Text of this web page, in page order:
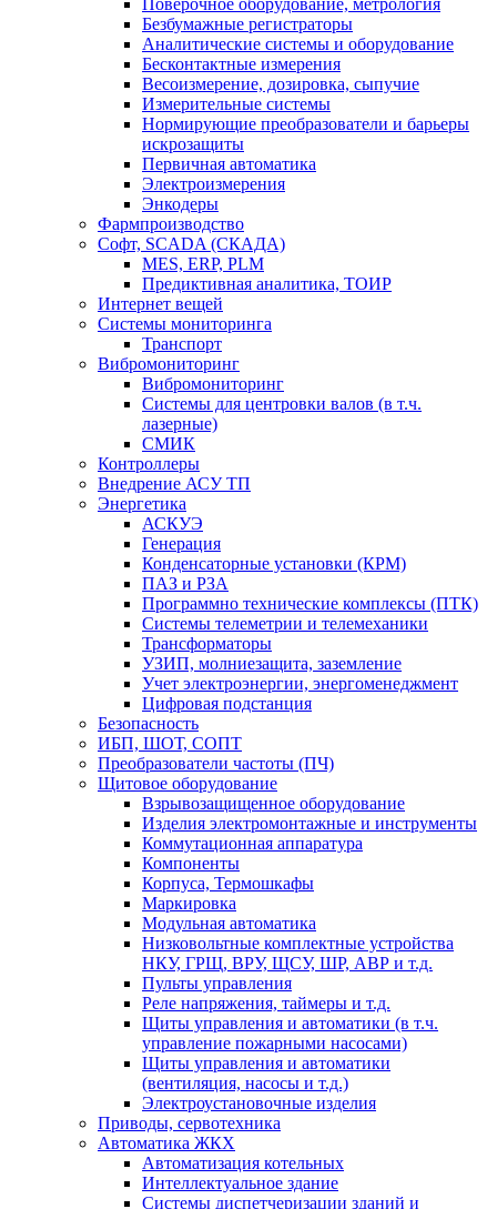
Поверочное оборудование, метрология
Безбумажные регистраторы
Аналитические системы и оборудование
Бесконтактные измерения
Весоизмерение, дозировка, сыпучие
Измерительные системы
Нормирующие преобразователи и барьеры
искрозащиты
Первичная автоматика
Электроизмерения
Энкодеры
Фармпроизводство
Софт, SCADA (СКАДА)
MES, ERP, PLM
Предиктивная аналитика, ТОИР
Интернет вещей
Системы мониторинга
Транспорт
Вибромониторинг
Вибромониторинг
Системы для центровки валов (в т.ч.
лазерные)
СМИК
Контроллеры
Внедрение АСУ ТП
Энергетика
АСКУЭ
Генерация
Конденсаторные установки (КРМ)
ПАЗ и РЗА
Программно технические комплексы (ПТК)
Системы телеметрии и телемеханики
Трансформаторы
УЗИП, молниезащита, заземление
Учет электроэнергии, энергоменеджмент
Цифровая подстанция
Безопасность
ИБП, ШОТ, СОПТ
Преобразователи частоты (ПЧ)
Щитовое оборудование
Взрывозащищенное оборудование
Изделия электромонтажные и инструменты
Коммутационная аппаратура
Компоненты
Корпуса, Термошкафы
Маркировка
Модульная автоматика
Низковольтные комплектные устройства
НКУ, ГРЩ, ВРУ, ЩСУ, ШР, АВР и т.д.
Пульты управления
Реле напряжения, таймеры и т.д.
Щиты управления и автоматики (в т.ч.
управление пожарными насосами)
Щиты управления и автоматики
(вентиляция, насосы и т.д.)
Электроустановочные изделия
Приводы, сервотехника
Автоматика ЖКХ
Автоматизация котельных
Интеллектуальное здание
Системы диспетчеризации зданий и